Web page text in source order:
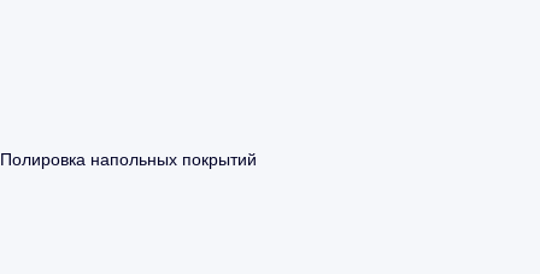
Полировка напольных покрытий